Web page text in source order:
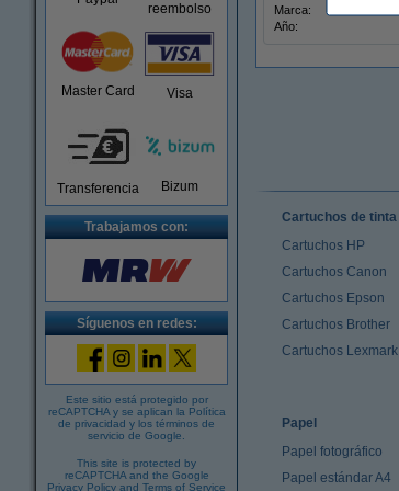
reembolso
Master Card Visa
Transferencia Bizum
Trabajamos con:
Síguenos en redes:
Este sitio está protegido por
reCAPTCHA y se aplican la Política
de privacidad y los términos de
servicio de Google
This site is protected by
reCAPTCHA and the Google
Privacy Policy and Terms of Service
Marca:
Año:
Cartuchos de tinta
Cartuchos HP
Cartuchos Canon
Cartuchos Epson
Cartuchos Brother
Cartuchos Lexmark
Papel
Papel fotográfico
Papel estándar A4